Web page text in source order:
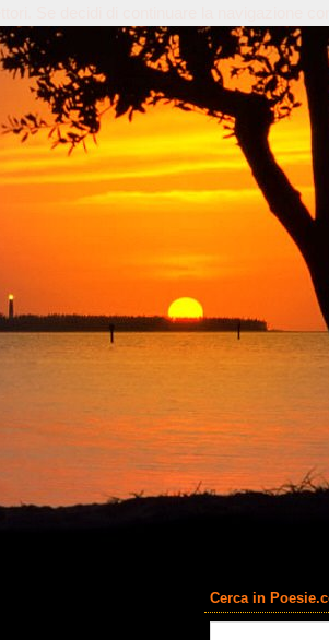
Cerca in